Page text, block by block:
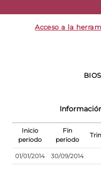
Acceso a la
Inicio
periodo
Fin
periodo
01/01/2014 30/09/2014